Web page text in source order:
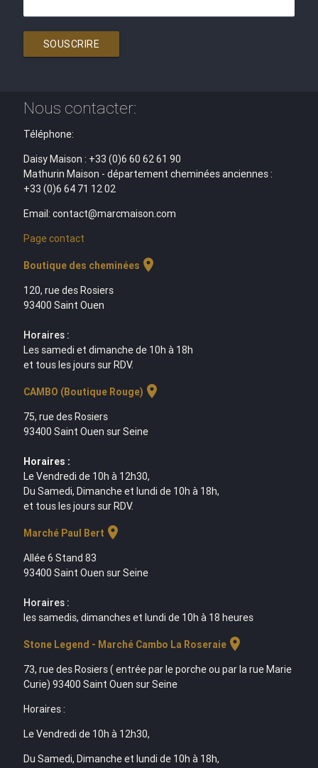
SOUSCRIRE
Nous contacter:
Téléphone:
Daisy Maison : +33 (0)6 60 62 61 90
Mathurin Maison - département cheminées anciennes :
+33 (0)6 64 71 12 02
Email: contact@marcmaison.com
Page contact
Boutique des cheminées location_on
120, rue des Rosiers
93400 Saint Ouen
Horaires :
Les samedi et dimanche de 10h à 18h
et tous les jours sur RDV.
CAMBO (Boutique Rouge) location_on
75, rue des Rosiers
93400 Saint Ouen sur Seine
Horaires :
Le Vendredi de 10h à 12h30,
Du Samedi, Dimanche et lundi de 10h à 18h,
et tous les jours sur RDV.
Marché Paul Bert location_on
Allée 6 Stand 83
93400 Saint Ouen sur Seine
Horaires :
les samedis, dimanches et lundi de 10h à 18 heures
Stone Legend - Marché Cambo La Roseraielocation_on
73, rue des Rosiers ( entrée par le porche ou par la rue Marie
Curie) 93400 Saint Ouen sur Seine
Horaires :
Le Vendredi de 10h à 12h30,
Du Samedi, Dimanche et lundi de 10h à 18h,